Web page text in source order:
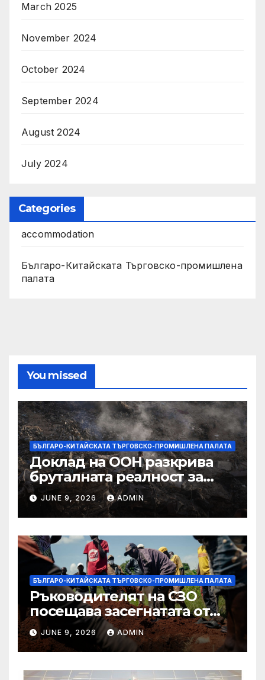
March 2025
November 2024
October 2024
September 2024
August 2024
July 2024
Categories
accommodation
Българо-Китайската Търговско-промишлена
палата
You missed
БЪЛГАРО-КИТАЙСКАТА ТЪРГОВСКО-ПРОМИШЛЕНА ПАЛАТА
Доклад на ООН разкрива
бруталната реалност за
палестинците в Газа,
Западния бряг
JUNE 9, 2026 ADMIN
БЪЛГАРО-КИТАЙСКАТА ТЪРГОВСКО-ПРОМИШЛЕНА ПАЛАТА
Ръководителят на СЗО
посещава засегнатата от
Ебола Уганда, след като
вирусът се разпространява
от ДРК
JUNE 9, 2026 ADMIN